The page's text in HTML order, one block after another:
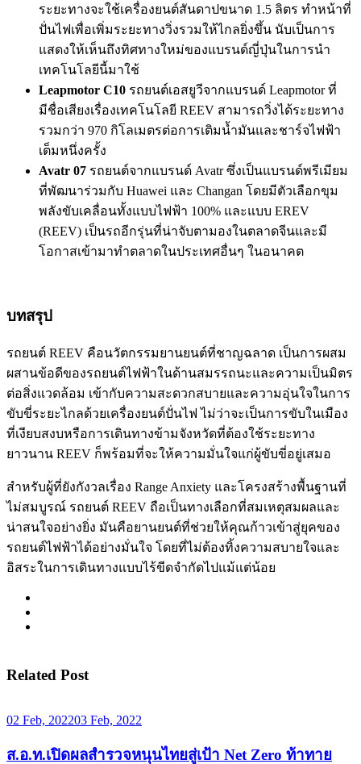
ระยะทางจะใช้เครื่องยนต์สันดาปขนาด 1.5 ลิตร ทำหน้าที่
ปั่นไฟเพื่อเพิ่มระยะทางวิ่งรวมให้ไกลยิ่งขึ้น นับเป็นการ
แสดงให้เห็นถึงทิศทางใหม่ของแบรนด์ญี่ปุ่นในการนำ
เทคโนโลยีนี้มาใช้
Leapmotor C10 รถยนต์เอสยูวีจากแบรนด์ Leapmotor ที่
มีชื่อเสียงเรื่องเทคโนโลยี REEV สามารถวิ่งได้ระยะทาง
รวมกว่า 970 กิโลเมตรต่อการเติมน้ำมันและชาร์จไฟฟ้า
เต็มหนึ่งครั้ง
Avatr 07 รถยนต์จากแบรนด์ Avatr ซึ่งเป็นแบรนด์พรีเมียม
ที่พัฒนาร่วมกับ Huawei และ Changan โดยมีตัวเลือกขุม
พลังขับเคลื่อนทั้งแบบไฟฟ้า 100% และแบบ EREV
(REEV) เป็นรถอีกรุ่นที่น่าจับตามองในตลาดจีนและมี
โอกาสเข้ามาทำตลาดในประเทศอื่นๆ ในอนาคต
บทสรุป
รถยนต์ REEV คือนวัตกรรมยานยนต์ที่ชาญฉลาด เป็นการผสม
ผสานข้อดีของรถยนต์ไฟฟ้าในด้านสมรรถนะและความเป็นมิตร
ต่อสิ่งแวดล้อม เข้ากับความสะดวกสบายและความอุ่นใจในการ
ขับขี่ระยะไกลด้วยเครื่องยนต์ปั่นไฟ ไม่ว่าจะเป็นการขับในเมือง
ที่เงียบสงบหรือการเดินทางข้ามจังหวัดที่ต้องใช้ระยะทาง
ยาวนาน REEV ก็พร้อมที่จะให้ความมั่นใจแก่ผู้ขับขี่อยู่เสมอ
สำหรับผู้ที่ยังกังวลเรื่อง Range Anxiety และโครงสร้างพื้นฐานที่
ไม่สมบูรณ์ รถยนต์ REEV ถือเป็นทางเลือกที่สมเหตุสมผลและ
น่าสนใจอย่างยิ่ง มันคือยานยนต์ที่ช่วยให้คุณก้าวเข้าสู่ยุคของ
รถยนต์ไฟฟ้าได้อย่างมั่นใจ โดยที่ไม่ต้องทิ้งความสบายใจและ
อิสระในการเดินทางแบบไร้ขีดจำกัดไปแม้แต่น้อย
Related Post
02 Feb, 202203 Feb, 2022
ส.อ.ท.เปิดผลสำรวจหนุนไทยสู่เป้า Net Zero ท้าทาย